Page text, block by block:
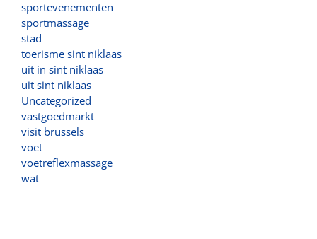
sportevenementen
sportmassage
stad
toerisme sint niklaas
uit in sint niklaas
uit sint niklaas
Uncategorized
vastgoedmarkt
visit brussels
voet
voetreflexmassage
wat